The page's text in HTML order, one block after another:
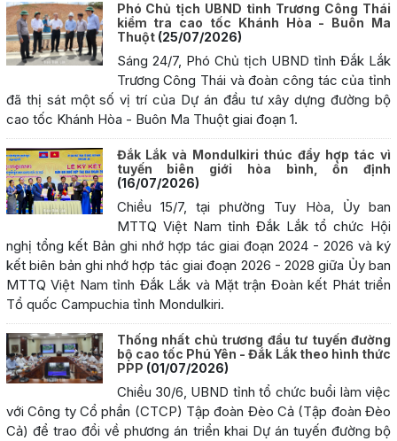
Phó Chủ tịch UBND tỉnh Trương Công Thái
kiểm tra cao tốc Khánh Hòa - Buôn Ma
Thuột (25/07/2026)
Sáng 24/7, Phó Chủ tịch UBND tỉnh Đắk Lắk
Trương Công Thái và đoàn công tác của tỉnh
đã thị sát một số vị trí của Dự án đầu tư xây dựng đường bộ
cao tốc Khánh Hòa - Buôn Ma Thuột giai đoạn 1.
Đắk Lắk và Mondulkiri thúc đẩy hợp tác vì
tuyến biên giới hòa bình, ổn định
(16/07/2026)
Chiều 15/7, tại phường Tuy Hòa, Ủy ban
MTTQ Việt Nam tỉnh Đắk Lắk tổ chức Hội
nghị tổng kết Bản ghi nhớ hợp tác giai đoạn 2024 - 2026 và ký
kết biên bản ghi nhớ hợp tác giai đoạn 2026 - 2028 giữa Ủy ban
MTTQ Việt Nam tỉnh Đắk Lắk và Mặt trận Đoàn kết Phát triển
Tổ quốc Campuchia tỉnh Mondulkiri.
Thống nhất chủ trương đầu tư tuyến đường
bộ cao tốc Phú Yên - Đắk Lắk theo hình thức
PPP (01/07/2026)
Chiều 30/6, UBND tỉnh tổ chức buổi làm việc
với Công ty Cổ phần (CTCP) Tập đoàn Đèo Cả (Tập đoàn Đèo
Cả) để trao đổi về phương án triển khai Dự án tuyến đường bộ